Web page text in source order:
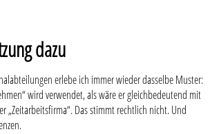
dazu
erlebe ich immer wieder dasselbe Muster:
wird verwendet, als wäre er gleichbedeutend mit
„Zeitarbeitsfirma“. Das stimmt rechtlich nicht. Und